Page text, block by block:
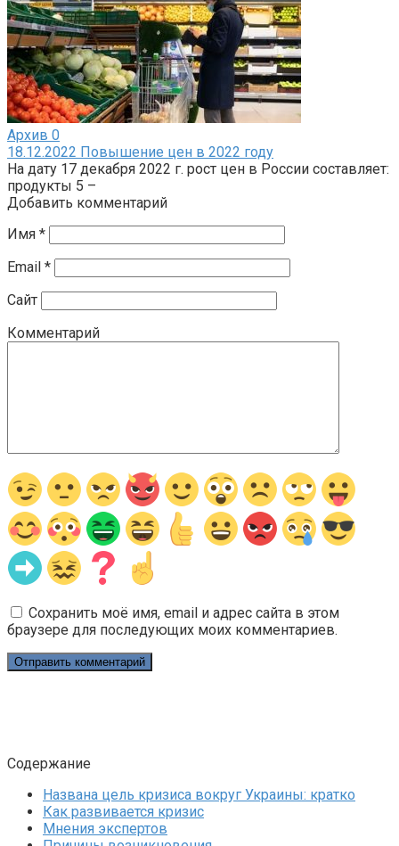
Архив 0
18.12.2022 Повышение цен в 2022 году
На дату 17 декабря 2022 г. рост цен в России составляет:
продукты 5 –
Добавить комментарий
Имя *
Email *
Сайт
Комментарий
Сохранить моё имя, email и адрес сайта в этом
браузере для последующих моих комментариев.
Содержание
Названа цель кризиса вокруг Украины: кратко
Как развивается кризис
Мнения экспертов